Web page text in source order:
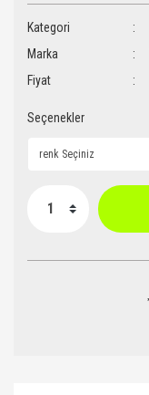
Kategori
Marka
Fiyat
Seçenekler